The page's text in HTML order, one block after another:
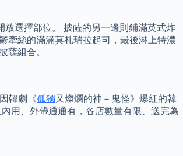
放選擇部位。 披薩的另一邊則鋪滿英式炸
牽絲的滿滿莫札瑞拉起司，最後淋上特濃
薩組合。
韓劇《孤獨又燦爛的神－鬼怪》爆紅的韓
用、外帶通通有，各店數量有限、送完為